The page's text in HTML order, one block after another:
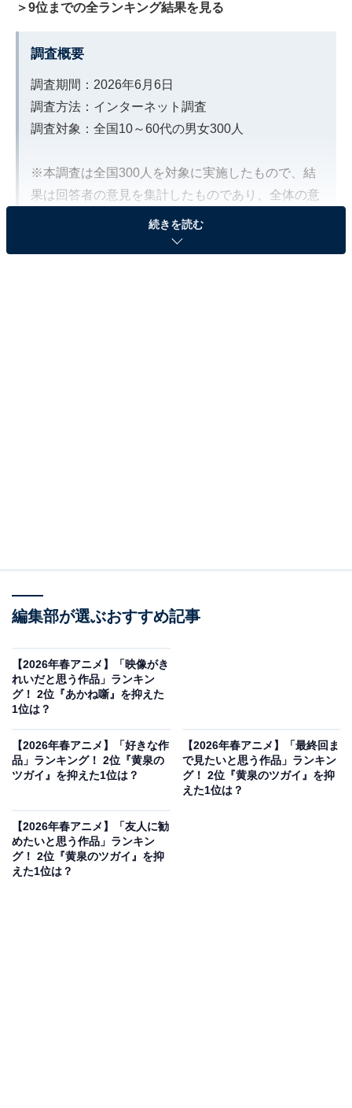
＞9位までの全ランキング結果を見る
調査概要
調査期間：2026年6月6日
調査方法：インターネット調査
調査対象：全国10～60代の男女300人
※本調査は全国300人を対象に実施したもので、結
果は回答者の意見を集計したものであり、全体の意
見を断定的に示すものではありません
組織の幹部であり、高校生探偵・工藤新一に試作段階の
マークの長い銀髪と黒いトレンチコートをまとい、愛車
のポルシェ356Aで移動しています。冷酷非道な執念深さ
が特徴で、どこまでも冷徹で容赦のない悪役としての圧
す。
「ザ、裏の組織というキャラクターで、1番印象に
残っているから」（30代男性／宮城県）
続きを読む
編集部が選ぶおすすめ記事
【2026年春アニメ】「映像がき
れいだと思う作品」ランキン
グ！ 2位『あかね噺』を抑えた
1位は？
【2026年春アニメ】「好きな作
品」ランキング！ 2位『黄泉の
ツガイ』を抑えた1位は？
【2026年春アニメ】「最終回ま
で見たいと思う作品」ランキン
グ！ 2位『黄泉のツガイ』を抑
えた1位は？
【2026年春アニメ】「友人に勧
めたいと思う作品」ランキン
グ！ 2位『黄泉のツガイ』を抑
えた1位は？